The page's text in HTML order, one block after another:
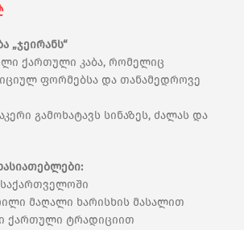
„ჯეირანს“
ქართული კაბა, რომელიც
ფორმებსა და თანამედროვე
გამოხატავს სინაზეს, ძალას და
მაღალი ხარისხის მასალით
ქართული ტრადიციით